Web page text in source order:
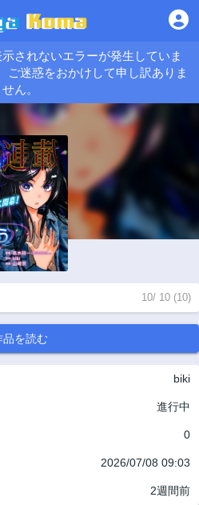
されないエラーが発生していま
ご迷惑をおかけして申し訳ありま
せん。
10/ 10 (10)
品を読む
biki
進行中
0
2026/07/08 09:03
2週間前